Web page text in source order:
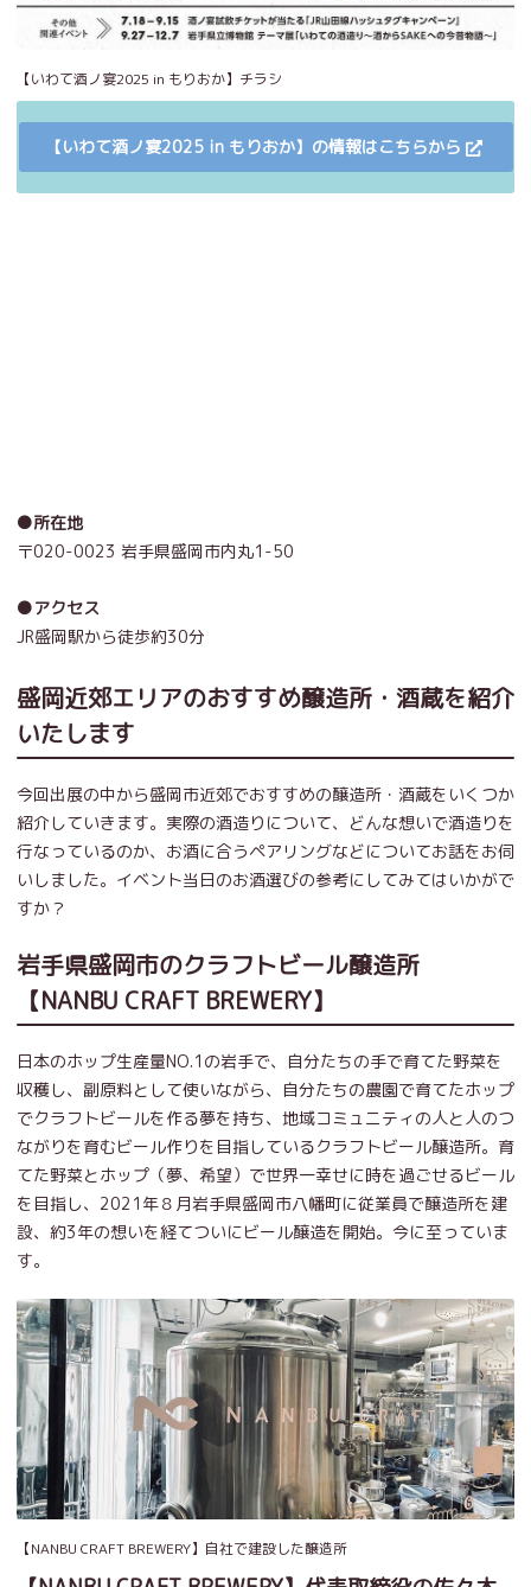
【いわて酒ノ宴2025 in もりおか】チラシ
【いわて酒ノ宴2025 in もりおか】の情報はこちらから
●所在地
〒020-0023 岩手県盛岡市内丸1-50
●アクセス
JR盛岡駅から徒歩約30分
盛岡近郊エリアのおすすめ醸造所・酒蔵を紹介
いたします
今回出展の中から盛岡市近郊でおすすめの醸造所・酒蔵をいくつか
紹介していきます。実際の酒造りについて、どんな想いで酒造りを
行なっているのか、お酒に合うペアリングなどについてお話をお伺
いしました。イベント当日のお酒選びの参考にしてみてはいかがで
すか？
岩手県盛岡市のクラフトビール醸造所
【NANBU CRAFT BREWERY】
日本のホップ生産量NO.1の岩手で、自分たちの手で育てた野菜を
収穫し、副原料として使いながら、自分たちの農園で育てたホップ
でクラフトビールを作る夢を持ち、地域コミュニティの人と人のつ
ながりを育むビール作りを目指しているクラフトビール醸造所。育
てた野菜とホップ（夢、希望）で世界一幸せに時を過ごせるビール
を目指し、2021年８月岩手県盛岡市八幡町に従業員で醸造所を建
設、約3年の想いを経てついにビール醸造を開始。今に至っていま
す。
【NANBU CRAFT BREWERY】自社で建設した醸造所